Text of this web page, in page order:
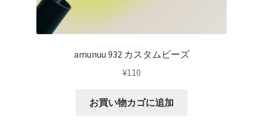
amunuu 932 カスタムビーズ
¥110
お買い物カゴに追加